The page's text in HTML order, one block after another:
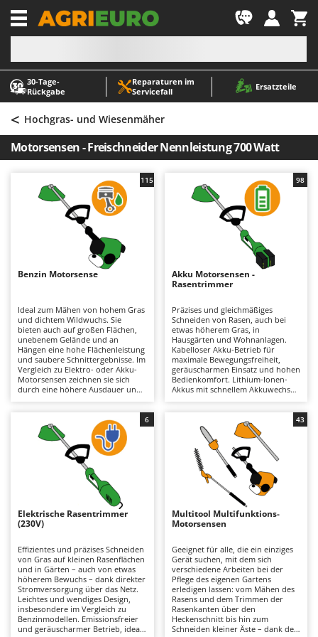
30‑Tage-
Rückgabe
Reparaturen im
Servicefall
Ersatzteile
-1
A
Abbeermaschinen - Traubenmühlen
Abfüllgeräte
Akku Gartenscheren
Akku Gras- und Strauchscheren
Akku-Stichsägen
Allzwecktransporter - Motorschubkarren
Alu-Teleskopleitern
Anbaubagger Heckbagger für Traktoren
Arbeitsschutzkleidung
Astkettensägen - Hochentaster
Astscheren
Atemschutzgeräte
Aufroller für Olivennetze
Aufschnittmaschinen
Auslegemulcher für Traktoren
Äxte - Beile und Spalthammer
Balkenmäher
Batterieladegeräte - Starthilfegeräte
Baumscheren - pneumatisch
Baumstumpffräsen
Bindezangen - elektrisch
Bodenfräsen für Traktor
A
ABAC
AgriEuro Premium
AgriEuro TOP-LINE
AGT
Aima
Airmec
AL-KO
Ama
Ambrogio Robot
Annovi Reverberi
ANTHBOT
Archman
Ardes
Attila
Ausonia
Awelco
B
Baesso
Bahco
< Hochgras- und Wiesenmäher
Motorsensen - Freischneider Nennleistung 700 Watt
Benzin Motorsense
Ideal zum Mähen von hohem Gras
und dichtem Wildwuchs. Sie
bieten auch auf großen Flächen,
unebenem Gelände und an
Hängen eine hohe Flächenleistung
und saubere Schnittergebnisse. Im
Vergleich zu Elektro- oder Akku-
Motorsensen zeichnen sie sich
durch eine höhere Ausdauer und
jedoch schwerer. Erhältlich sind
Modelle mit unterschiedlichen
Hubräumen – von kompakten
Ausführungen für den
Hobbyeinsatz bis hin zu
leistungsstarken Profi-Modellen
für anspruchsvolle Arbeiten. Für
einen zuverlässigen Betrieb sollte
der Benzinmotor regelmäßig
gewartet werden, insbesondere
durch die Kontrolle von Luftfilter,
Zündkerze und – bei 4-Takt-
115
Akku Motorsensen -
Rasentrimmer
Präzises und gleichmäßiges
Schneiden von Rasen, auch bei
etwas höherem Gras, in
Hausgärten und Wohnanlagen.
Kabelloser Akku-Betrieb für
maximale Bewegungsfreiheit,
geräuscharmen Einsatz und hohen
Bedienkomfort. Lithium-Ionen-
Akkus mit schnellem Akkuwechsel
Wartungsaufwand durch
Erhaltung der Akkuladung
während längerer Standzeiten
sowie regelmäßige Reinigung oder
den Austausch des Mähfadens
bzw. der Messer.
98
Elektrische Rasentrimmer
(230V)
Effizientes und präzises Schneiden
von Gras auf kleinen Rasenflächen
und in Gärten – auch von etwas
höherem Bewuchs – dank direkter
Stromversorgung über das Netz.
Leichtes und wendiges Design,
insbesondere im Vergleich zu
Benzinmodellen. Emissionsfreier
und geräuscharmer Betrieb, ideal
6
Multitool Multifunktions-
Motorsensen
Geeignet für alle, die ein einziges
Gerät suchen, mit dem sich
verschiedene Arbeiten bei der
Pflege des eigenen Gartens
erledigen lassen: vom Mähen des
Rasens und dem Trimmen der
Rasenkanten über den
Heckenschnitt bis hin zum
Schneiden kleiner Äste – dank der
43